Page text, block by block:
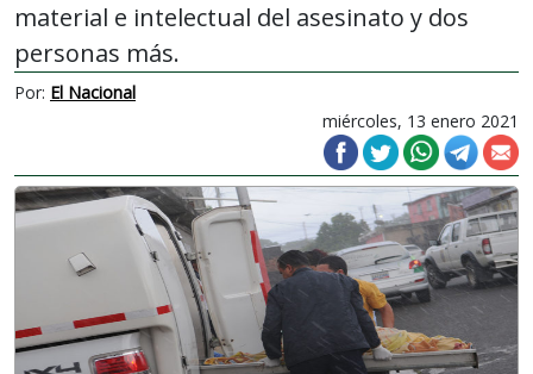
material e intelectual del asesinato y dos
personas más.
Por: El Nacional
miércoles, 13 enero 2021